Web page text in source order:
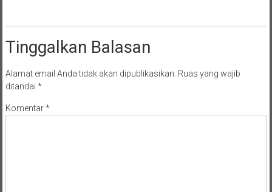
Tinggalkan Balasan
Alamat email Anda tidak akan dipublikasikan. Ruas yang wajib
ditandai *
Komentar*